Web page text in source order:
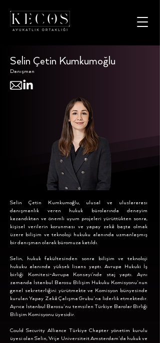
Selin Çetin Kumkumoğlu
Danışman
Selin Çetin Kumkumoğlu, ulusal ve uluslararası
danışmanlık veren hukuk bürolarında deneyim
kazandıktan ve önemli uyum projeleri yürüttükten sonra,
kişisel verilerin korunması ve yapay zekâ başta olmak
üzere bilişim ve teknoloji hukuku alanında uzmanlaşmış
bir danışman olarak büromuza katıldı.
Selin, hukuk fakültesinden sonra bilişim ve teknoloji
hukuku alanında yüksek lisans yaptı. Avrupa Hukuki İş
birliği Komitesi-Avrupa Konseyi’nde staj yaptı. Aynı
zamanda İstanbul Barosu Bilişim Hukuku Komisyonu'nun
genel sekreterliğini yürütmekte ve Komisyon bünyesinde
kurulan Yapay Zekâ Çalışma Grubu'na liderlik etmektedir.
Ayrıca İstanbul Barosu'nu temsilen Türkiye Barolar Birliği
Bilişim Komisyonu üyesidir.
Could Security Alliance Türkiye Chapter yönetim kurulu
üyesi olan Selin, Vrije Universiteit Amsterdam'da hukuk ve